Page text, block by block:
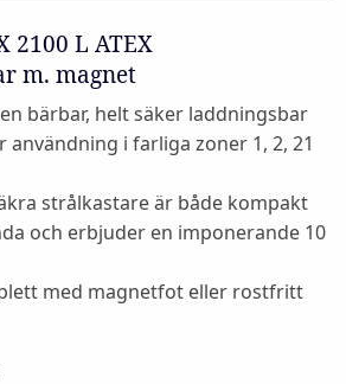
2100 L ATEX
m. magnet
en bärbar, helt säker laddningsbar
användning i farliga zoner 1, 2, 21
strålkastare är både kompakt
och erbjuder en imponerande 10
med magnetfot eller rostfritt